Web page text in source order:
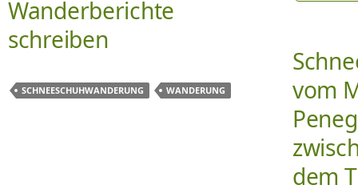
Wanderberichte
schreiben
SCHNEESCHUHWANDERUNG WANDERUNG
vom
dem